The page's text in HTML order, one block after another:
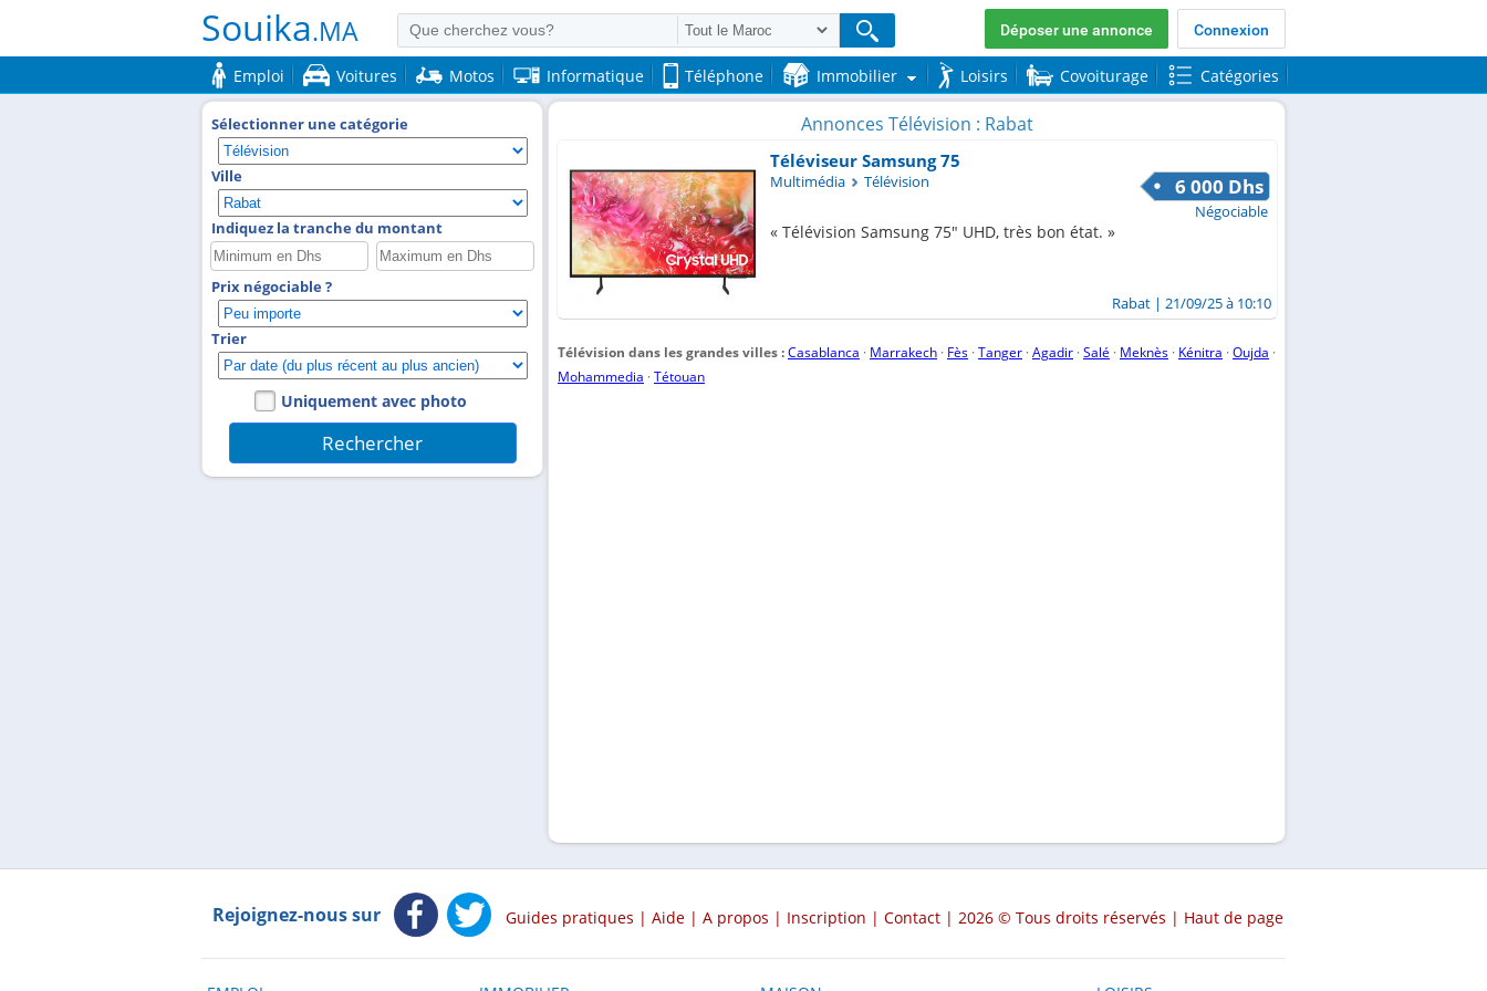
Souika.MA Déposer une annonce Connexion
Emploi Voitures Motos Informatique Téléphone Immobilier Loisirs Covoiturage Catégories
Sélectionner une catégorie
Ville
Indiquez la tranche du montant
Prix négociable ?
Trier
Uniquement avec photo
Annonces Télévision : Rabat
Téléviseur Samsung 75
6 000 Dhs
Multimédia
Télévision
Négociable
Télévision Samsung 75" UHD, très bon état.
Rabat| 21/09/25 à 10:10
Télévision dans les grandes villes :Casablanca · Marrakech · Fès ·Tanger ·Agadir ·Salé · Meknès · Kénitra ·Oujda ·
Mohammedia ·Tétouan
Rejoignez-nous sur Guides pratiques | Aide | A propos | Inscription | Contact | 2026 © Tous droits réservés | Haut de page